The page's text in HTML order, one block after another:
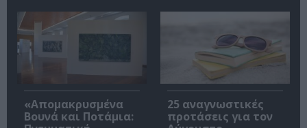
«Απομακρυσμένα
Βουνά και Ποτάμια:
25 αναγνωστικές
προτάσεις για τον